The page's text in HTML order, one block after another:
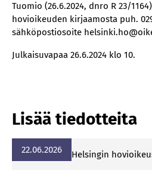
Tuomio (26.6.2024, dnro R 23/
hovioikeuden kirjaamosta puh.
sähköpostiosoite
Julkaisuvapaa 26.6.2024 klo 10.
Lisää tiedotteita
22.06.2026 Helsingin